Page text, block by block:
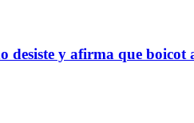
desiste y afirma que